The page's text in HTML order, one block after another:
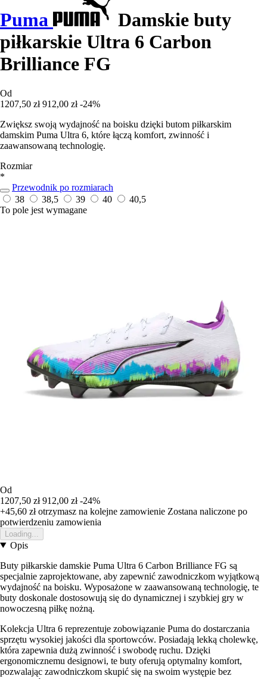
Puma
Damskie buty
piłkarskie Ultra 6 Carbon
Brilliance FG
Od
1207,50 zł 912,00 zł -24%
Zwiększ swoją wydajność na boisku dzięki butom piłkarskim
damskim Puma Ultra 6, które łączą komfort, zwinność i
zaawansowaną technologię.
Rozmiar
*
Przewodnik po rozmiarach
38
38,5 39 40
40,5
To pole jest wymagane
Od
1207,50 zł 912,00 zł -24%
+45,60 złotrzymasz na kolejne zamowienie Zostana naliczone po
potwierdzeniu zamowienia
Loading...
Opis
Buty piłkarskie damskie Puma Ultra 6 Carbon Brilliance FG są
specjalnie zaprojektowane, aby zapewnić zawodniczkom wyjątkową
wydajność na boisku. Wyposażone w zaawansowaną technologię, te
buty doskonale dostosowują się do dynamicznej i szybkiej gry w
nowoczesną piłkę nożną.
Kolekcja Ultra 6 reprezentuje zobowiązanie Puma do dostarczania
sprzętu wysokiej jakości dla sportowców. Posiadają lekką cholewkę,
która zapewnia dużą zwinność i swobodę ruchu. Dzięki
ergonomicznemu designowi, te buty oferują optymalny komfort,
pozwalając zawodniczkom skupić się na swoim występie bez